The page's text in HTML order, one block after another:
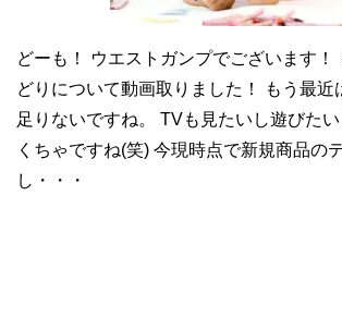
どーも！ ウエストガンプでございます！
どりについて動画取りました！ もう最近
足りないですね。 TVも見たいし遊びた
くちゃですね(笑) 今現時点で新規商品の
し・・・